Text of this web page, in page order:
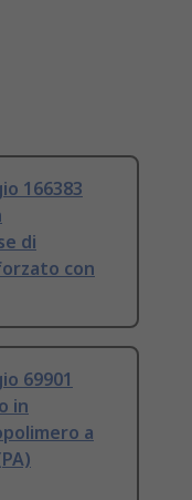
166383
di
con
69901
in
a